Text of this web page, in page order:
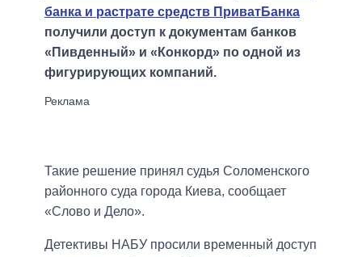
банка и растрате средств ПриватБанка
получили доступ к документам банков
«Пивденный» и «Конкорд» по одной из
фигурирующих компаний.
Такие решение принял судья Соломенского
районного суда города Киева, сообщает
«Слово и Дело».
Детективы НАБУ просили временный доступ